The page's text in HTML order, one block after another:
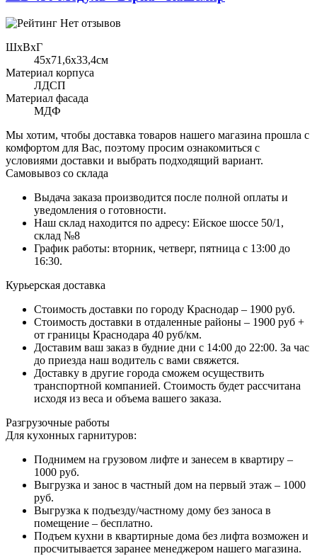
Нет отзывов
ШхВхГ
45x71,6х33,4см
Материал корпуса
ЛДСП
Материал фасада
МДФ
Мы хотим, чтобы доставка товаров нашего магазина прошла с
комфортом для Вас, поэтому просим ознакомиться с
условиями доставки и выбрать подходящий вариант.
Самовывоз со склада
Выдача заказа производится после полной оплаты и
уведомления о готовности.
Наш склад находится по адресу: Ейское шоссе 50/1,
склад №8
График работы: вторник, четверг, пятница с 13:00 до
16:30.
Курьерская доставка
Стоимость доставки по городу Краснодар – 1900 руб.
Стоимость доставки в отдаленные районы – 1900 руб +
от границы Краснодара 40 руб/км.
Доставим ваш заказ в будние дни с 14:00 до 22:00. За час
до приезда наш водитель с вами свяжется.
Доставку в другие города сможем осуществить
транспортной компанией. Стоимость будет рассчитана
исходя из веса и объема вашего заказа.
Разгрузочные работы
Для кухонных гарнитуров:
Поднимем на грузовом лифте и занесем в квартиру –
1000 руб.
Выгрузка и занос в частный дом на первый этаж – 1000
руб.
Выгрузка к подъезду/частному дому без заноса в
помещение – бесплатно.
Подъем кухни в квартирные дома без лифта возможен и
просчитывается заранее менеджером нашего магазина.